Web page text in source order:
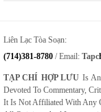
Liên Lạc Tòa Soạn:
(714)381-8780 / Email: Tapc
TẠP CHÍ HỢP LƯU Is
Devoted To Commentary,
It Is Not Affiliated With Any